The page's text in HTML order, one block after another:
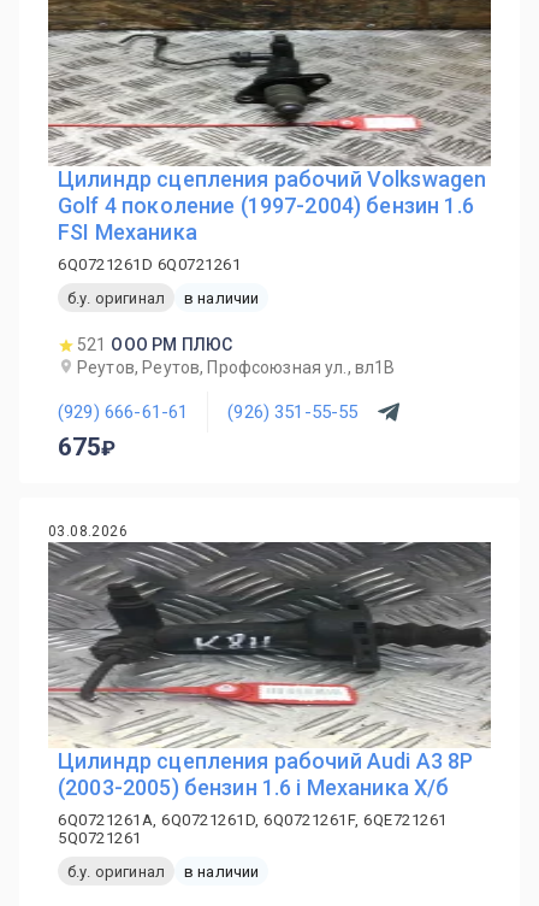
Цилиндр сцепления рабочий Volkswagen
Golf 4 поколение (1997-2004) бензин 1.6
FSI Механика
6Q0721261D 6Q0721261
б.у. оригинал
в наличии
521 ООО РМ ПЛЮС
Реутов, Реутов, Профсоюзная ул., вл1В
(929) 666-61-61 (926) 351-55-55
675
03.08.2026
Цилиндр сцепления рабочий Audi A3 8P
(2003-2005) бензин 1.6 i Механика Х/б
6Q0721261A, 6Q0721261D, 6Q0721261F, 6QE721261
5Q0721261
б.у. оригинал
в наличии